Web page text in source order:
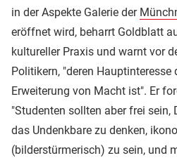
in der Aspekte Galerie der
eröffnet wird, beharrt Goldblatt
kultureller Praxis und warnt vor
Politikern, "deren Hauptinteresse
Erweiterung von Macht ist". Er
"Studenten sollten aber frei sein,
das Undenkbare zu denken,
(bilderstürmerisch) zu sein, und